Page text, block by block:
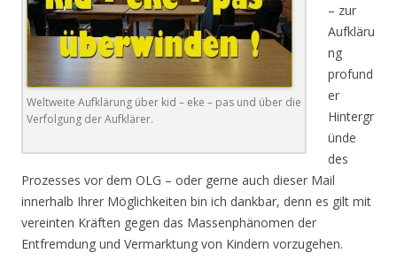
Weltweite Aufklärung über kid – eke – pas und über die
Verfolgung der Aufklärer.
– zur
Aufkläru
ng
profund
er
Hintergr
ünde
des
Prozesses vor dem OLG – oder gerne auch dieser Mail
innerhalb Ihrer Möglichkeiten bin ich dankbar, denn es gilt mit
vereinten Kräften gegen das Massenphänomen der
Entfremdung und Vermarktung von Kindern vorzugehen.